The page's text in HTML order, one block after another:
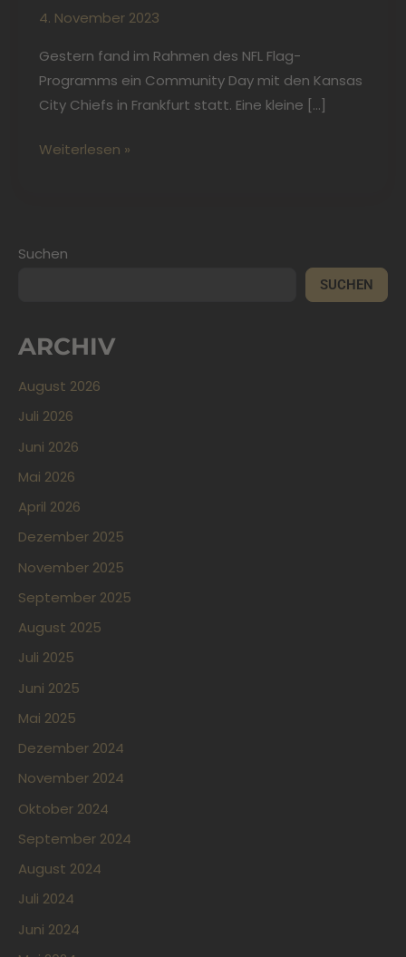
4. November 2023
Gestern fand im Rahmen des NFL Flag-
Programms ein Community Day mit den Kansas
City Chiefs in Frankfurt statt. Eine kleine […]
Weiterlesen »
Suchen
SUCHEN
ARCHIV
August 2026
Juli 2026
Juni 2026
Mai 2026
April 2026
Dezember 2025
November 2025
September 2025
August 2025
Juli 2025
Juni 2025
Mai 2025
Dezember 2024
November 2024
Oktober 2024
September 2024
August 2024
Juli 2024
Juni 2024